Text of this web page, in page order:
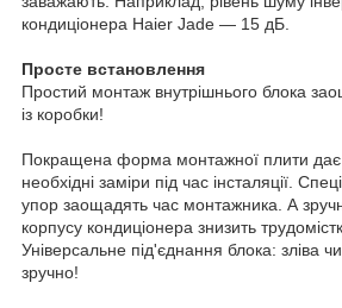
кондиціонера Haier Jade — 15 дБ.
Просте встановлення
Простий монтаж внутрішнього блока
із коробки!
Покращена форма монтажної плити дає
необхідні заміри під час інсталяції.
упор заощадять час монтажника. А
корпусу кондиціонера знизить
Універсальне під'єднання блока: зліва
зручно!